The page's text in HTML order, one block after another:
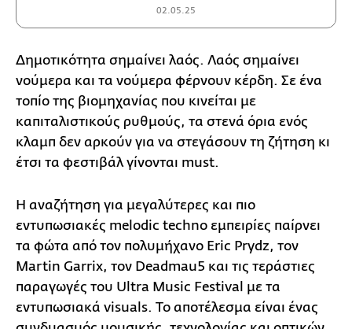
02.05.25
Δημοτικότητα σημαίνει λαός. Λαός σημαίνει
νούμερα και τα νούμερα φέρνουν κέρδη. Σε ένα
τοπίο της βιομηχανίας που κινείται με
καπιταλιστικούς ρυθμούς, τα στενά όρια ενός
κλαμπ δεν αρκούν για να στεγάσουν τη ζήτηση κι
έτσι τα φεστιβάλ γίνονται must.
Η αναζήτηση για μεγαλύτερες και πιο
εντυπωσιακές melodic techno εμπειρίες παίρνει
τα φώτα από τον πολυμήχανο Eric Prydz, τον
Martin Garrix, τον Deadmau5 και τις τεράστιες
παραγωγές του Ultra Music Festival με τα
εντυπωσιακά visuals. Το αποτέλεσμα είναι ένας